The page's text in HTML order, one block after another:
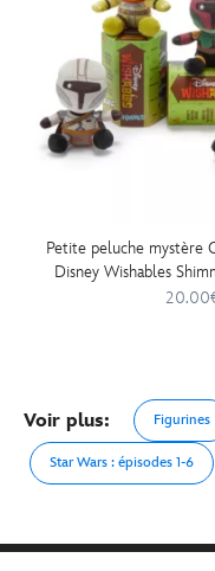
Petite peluche mystère
Disney Wishables
Wars 2026,
Voir plus: Figurines
Star Wars : épisodes 1-6